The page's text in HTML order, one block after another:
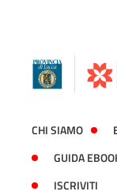
CHI SIAMO
GUIDA
ISCRIVITI